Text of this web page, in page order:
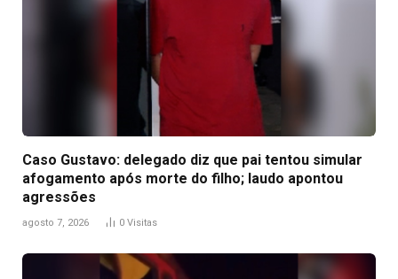
Caso Gustavo: delegado diz que pai tentou simular
afogamento após morte do filho; laudo apontou
agressões
agosto 7, 2026 0 Visitas